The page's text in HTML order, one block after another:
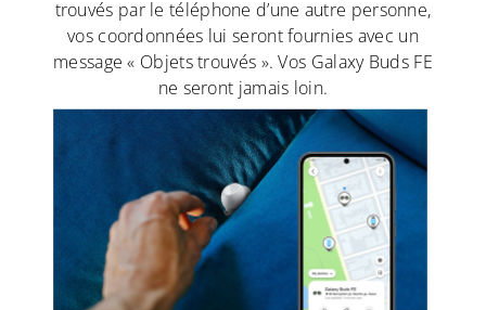
trouvés par le téléphone d’une autre personne,
vos coordonnées lui seront fournies avec un
message « Objets trouvés ». Vos Galaxy Buds FE
ne seront jamais loin.